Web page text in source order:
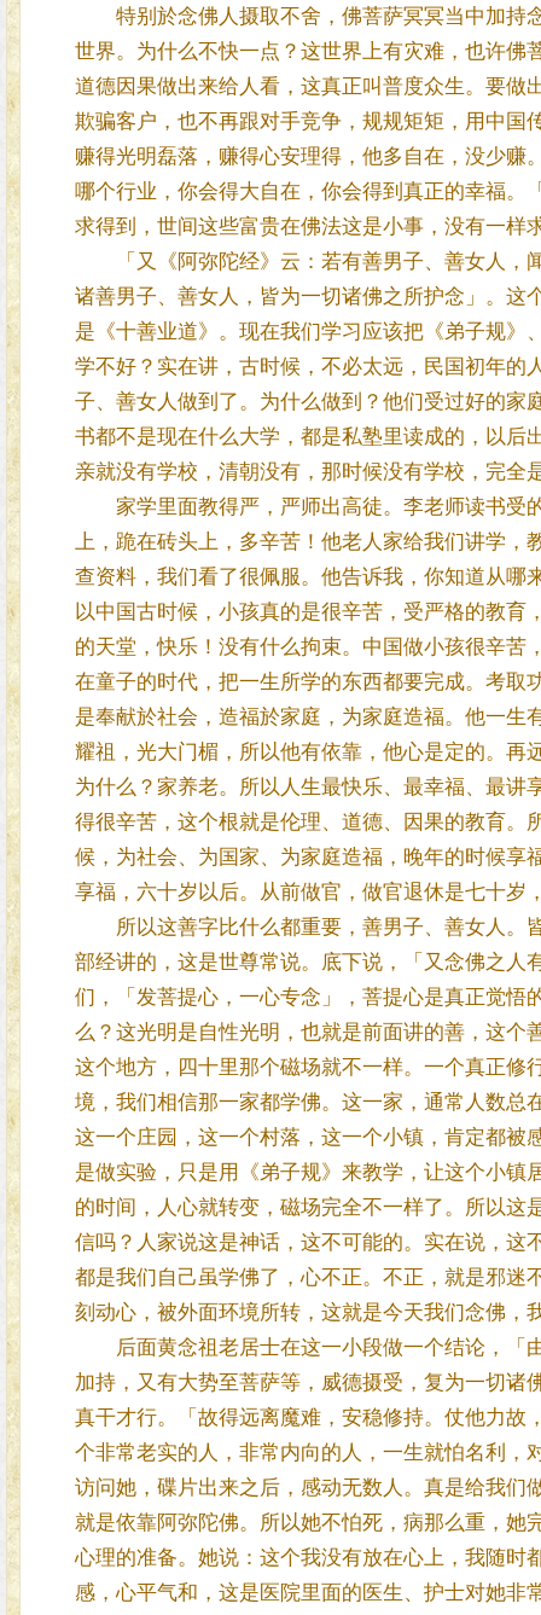
特别於念佛人摄取不舍，佛菩萨冥冥当中加持
世界。为什么不快一点？这世界上有灾难，也许佛
道德因果做出来给人看，这真正叫普度众生。要做
欺骗客户，也不再跟对手竞争，规规矩矩，用中国
赚得光明磊落，赚得心安理得，他多自在，没少
哪个行业，你会得大自在，你会得到真正的幸福。
求得到，世间这些富贵在佛法这是小事，没有一样
「又《阿弥陀经》云：若有善男子、善女人，
诸善男子、善女人，皆为一切诸佛之所护念」。这
是《十善业道》。现在我们学习应该把《弟子规
学不好？实在讲，古时候，不必太远，民国初年的
子、善女人做到了。为什么做到？他们受过好的家
书都不是现在什么大学，都是私塾里读成的，以后
亲就没有学校，清朝没有，那时候没有学校，完全
家学里面教得严，严师出高徒。李老师读书受
上，跪在砖头上，多辛苦！他老人家给我们讲学，
查资料，我们看了很佩服。他告诉我，你知道从哪
以中国古时候，小孩真的是很辛苦，受严格的教
的天堂，快乐！没有什么拘束。中国做小孩很辛
在童子的时代，把一生所学的东西都要完成。考取
是奉献於社会，造福於家庭，为家庭造福。他一
耀祖，光大门楣，所以他有依靠，他心是定的。再
为什么？家养老。所以人生最快乐、最幸福、最
得很辛苦，这个根就是伦理、道德、因果的教育。
候，为社会、为国家、为家庭造福，晚年的时候享
享福，六十岁以后。从前做官，做官退休是七十岁
所以这善字比什么都重要，善男子、善女人。
部经讲的，这是世尊常说。底下说，「又念佛之人
们，「发菩提心，一心专念」，菩提心是真正觉悟
么？这光明是自性光明，也就是前面讲的善，这个
这个地方，四十里那个磁场就不一样。一个真正修
境，我们相信那一家都学佛。这一家，通常人数总
这一个庄园，这一个村落，这一个小镇，肯定都被
是做实验，只是用《弟子规》来教学，让这个小
的时间，人心就转变，磁场完全不一样了。所以
信吗？人家说这是神话，这不可能的。实在说，这
都是我们自己虽学佛了，心不正。不正，就是邪迷
刻动心，被外面环境所转，这就是今天我们念佛，
后面黄念祖老居士在这一小段做一个结论，「
加持，又有大势至菩萨等，威德摄受，复为一切
真干才行。「故得远离魔难，安稳修持。仗他力故
个非常老实的人，非常内向的人，一生就怕名利，
访问她，碟片出来之后，感动无数人。真是给我们
就是依靠阿弥陀佛。所以她不怕死，病那么重，她
心理的准备。她说：这个我没有放在心上，我随时
感，心平气和，这是医院里面的医生、护士对她非